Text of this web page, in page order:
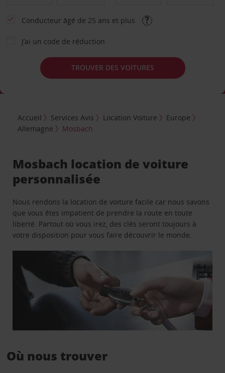
Conducteur âgé de 25 ans et plus
J’ai un code de réduction
TROUVER DES VOITURES
Accueil Services Avis Location Voiture
Europe
Allemagne
Mosbach
Mosbach location de voiture
personnalisée
Nous rendons la location de voiture facile car nous savons
que vous êtes impatient de prendre la route en toute
liberté. Partout où vous irez, des clés seront toujours à
votre disposition pour vous faire découvrir le monde.
Où nous trouver